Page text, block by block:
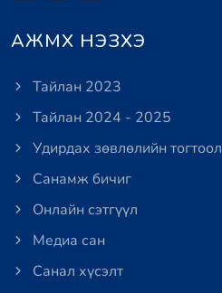
АЖМХ НЭЗХЭ
Тайлан 2023
Тайлан 2024 - 2025
Удирдах зөвлөлийн тогтоол
Санамж бичиг
Онлайн сэтгүүл
Медиа сан
Санал хүсэлт